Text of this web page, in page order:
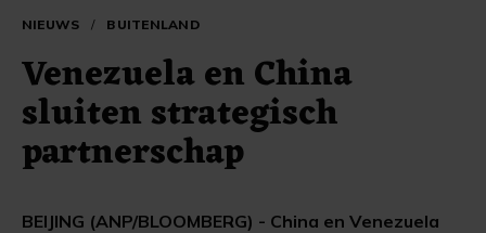
NIEUWS / BUITENLAND
Venezuela en China
sluiten strategisch
partnerschap
BEIJING (ANP/BLOOMBERG) - China en Venezuela